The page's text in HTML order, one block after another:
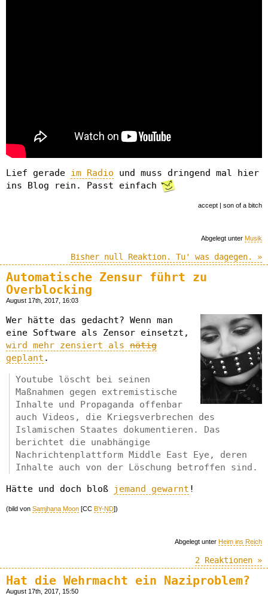
Lief gerade im Radio und muss dringend mal hier
ins Blog rein. Passt einfach
accept | son of a bitch
Abgelegt unter Musik
Bisher null Reaktion. Tu' was dagegen. »
Automatische Zensur führt zu
Overblocking
August 17th, 2017, 16:03
Wer hätte das gedacht? Wenn man
eine Software als Zensor einsetzt,
wird mehr zensiert als nötig
geplant .
Youtube löscht bei seinen
Maßnahmen gegen extremistische
Inhalte und Propaganda offenbar
auch Videos, die Kriegsverbrechen des
Islamischen Staates dokumentieren. Das
berichtet die unabhängige
Nachrichtenplattform Middle East Eye, deren
Inhalte auch von der Löschung betroffen sind.
Hätte und doch bloß
jemand gewarnt !
(bild von Samjhana Moon [CC BY-ND])
Abgelegt unter Heim ins Reich
2 Reaktionen »
Hat die Wehrmacht ein Naziproblem?
August 17th, 2017, 15:50